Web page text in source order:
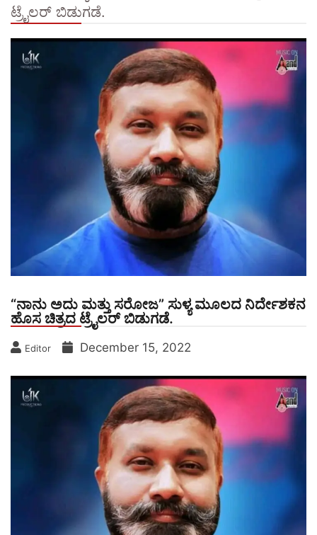
ಟ್ರೈಲರ್ ಬಿಡುಗಡೆ.
“ನಾನು ಅದು ಮತ್ತು ಸರೋಜ” ಸುಳ್ಯ ಮೂಲದ ನಿರ್ದೇಶಕನ
ಹೊಸ ಚಿತ್ರದ ಟ್ರೈಲರ್ ಬಿಡುಗಡೆ.
Editor December 15, 2022